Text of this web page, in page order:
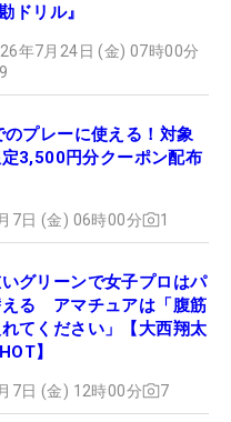
ドリル』
年7月24日 (金) 07時00分
9
プレーに使える！対象
3,500円分クーポン配布
7日 (金) 06時00分 1
グリーンで女子プロはパ
える アマチュアは「腹筋
てください」【大西翔太
】
7日 (金) 12時00分 7